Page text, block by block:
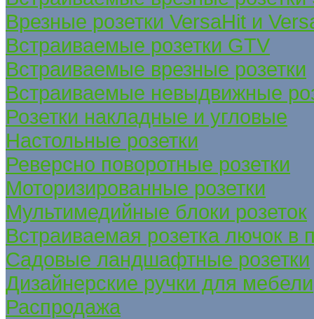
Врезные розетки VersaHit и
Встраиваемые розетки GTV
Встраиваемые врезные розетки
Встраиваемые невыдвижные
Розетки накладные и угловые
Настольные розетки
Реверсно поворотные розетки
Моторизированные розетки
Мультимедийные блоки розеток
Встраиваемая розетка лючок в
Садовые ландшафтные розетки
Дизайнерские ручки для мебели
Распродажа